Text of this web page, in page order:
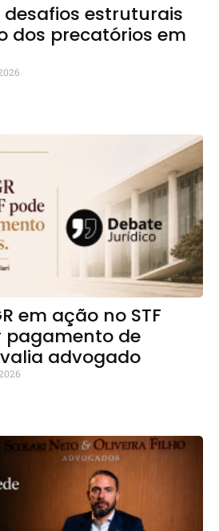
desafios estruturais
dos precatórios em
em ação no STF
pagamento de
advogado